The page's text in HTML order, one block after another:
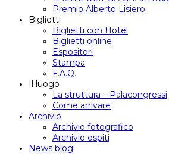
Premio Alberto Lisiero
Biglietti
Biglietti con Hotel
Biglietti online
Espositori
Stampa
F.A.Q.
Il luogo
La struttura – Palacongressi
Come arrivare
Archivio
Archivio fotografico
Archivio ospiti
News blog